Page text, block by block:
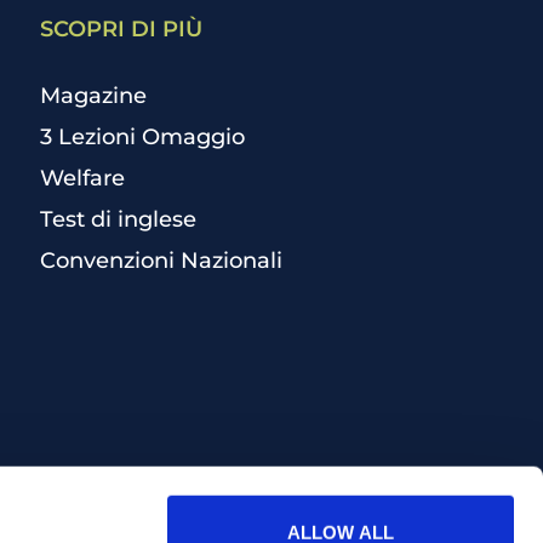
ALLOW ALL
SCOPRI DI PIÙ
Magazine
3 Lezioni Omaggio
Welfare
Test di inglese
Convenzioni Nazionali